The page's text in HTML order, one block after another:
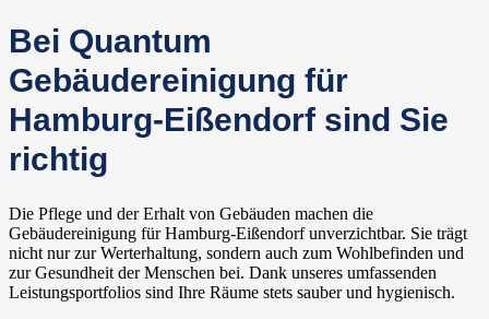
Bei Quantum
Gebäudereinigung für
Hamburg-Eißendorf sind Sie
richtig
Die Pflege und der Erhalt von Gebäuden machen die
Gebäudereinigung für Hamburg-Eißendorf unverzichtbar. Sie trägt
nicht nur zur Werterhaltung, sondern auch zum Wohlbefinden und
zur Gesundheit der Menschen bei. Dank unseres umfassenden
Leistungsportfolios sind Ihre Räume stets sauber und hygienisch.